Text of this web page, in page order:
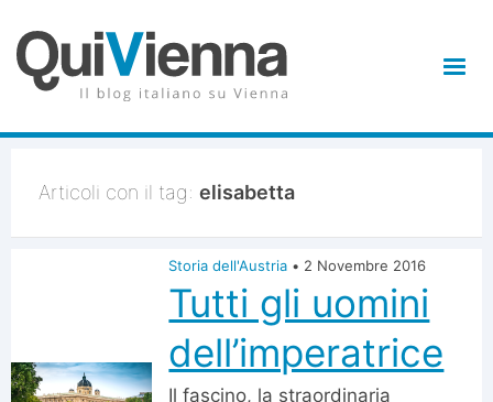
Articoli con il tag: elisabetta
Storia dell'Austria • 2 Novembre 2016
Tutti gli uomini
dell’imperatrice
Il fascino, la straordinaria